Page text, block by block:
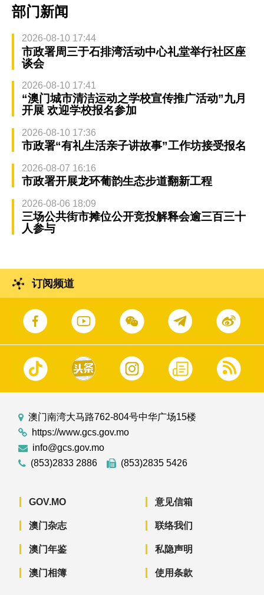
部门新闻
2026-08-10 17:44
市政署周三于石排湾活动中心礼堂举行社区座
谈会
2026-08-10 17:41
“澳门城市清洁运动之学校宣传推广活动”九月
开展 欢迎学校报名参加
2026-08-10 17:36
市政署“有礼生活亲子讲故事”工作坊接受报名
2026-08-07 16:16
市政署开展龙环葡韵生态步道翻新工程
2026-08-06 18:09
三场公共街市摊位公开竞投解释会逾三百三十
人参与
订阅频道
澳门南湾大马路762-804号中华广场15楼
https://www.gcs.gov.mo
info@gcs.gov.mo
(853)2833 2886
(853)2835 5426
GOV.MO
澳门杂志
澳门年鉴
澳门相簿
意见信箱
联络我们
私隐声明
使用条款